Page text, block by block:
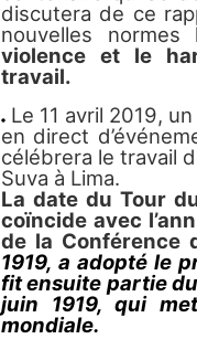
discutera de ce
nouvelles normes
violence et le
travail.
Le 11 avril 2019,
en direct
célébrera le travail
Suva à Lima.
La date du Tour
coïncide avec
de la Conférence
1919, a adopté le
fit ensuite partie
juin 1919, qui
mondiale.